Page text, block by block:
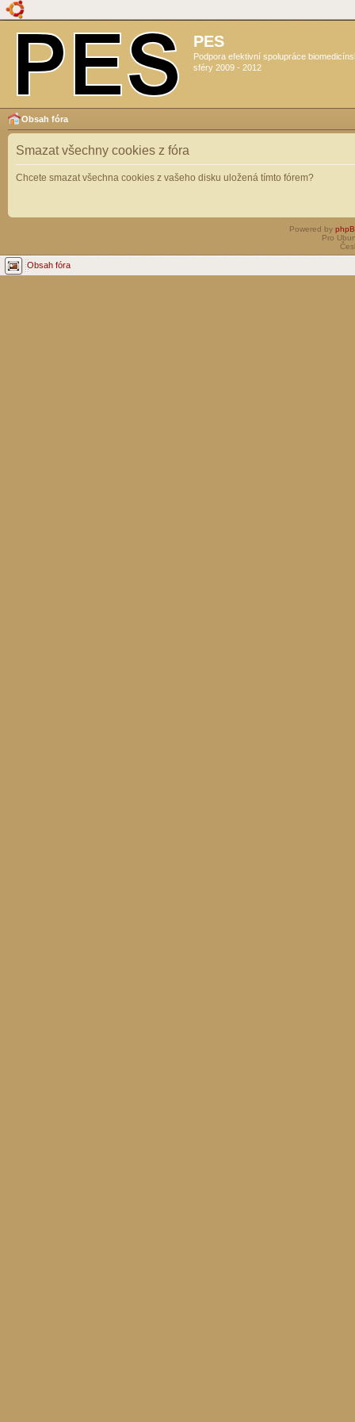
PES
Podpora efektivní spolupráce
sféry 2009 - 2012
Obsah fóra
Smazat všechny cookies z fóra
Chcete smazat všechna cookies z vašeho disku uložená tímto fórem?
Powered by
Pro
Obsah fóra